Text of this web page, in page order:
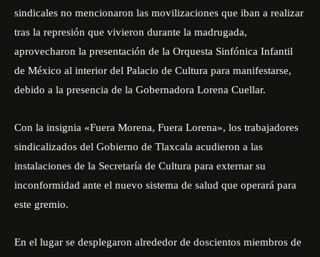
sindicales no mencionaron las movilizaciones que iban a realizar
tras la represión que vivieron durante la madrugada,
aprovecharon la presentación de la Orquesta Sinfónica Infantil
de México al interior del Palacio de Cultura para manifestarse,
debido a la presencia de la Gobernadora Lorena Cuellar.
Con la insignia «Fuera Morena, Fuera Lorena», los trabajadores
sindicalizados del Gobierno de Tlaxcala acudieron a las
instalaciones de la Secretaría de Cultura para externar su
inconformidad ante el nuevo sistema de salud que operará para
este gremio.
En el lugar se desplegaron alrededor de doscientos miembros de